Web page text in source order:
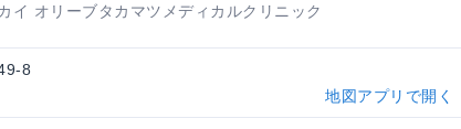
イ オリーブタカマツメディカルクリニック
8
地図アプリで開く